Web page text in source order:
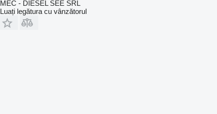
MEC - DIESEL SEE SRL
Luați legătura cu vânzătorul